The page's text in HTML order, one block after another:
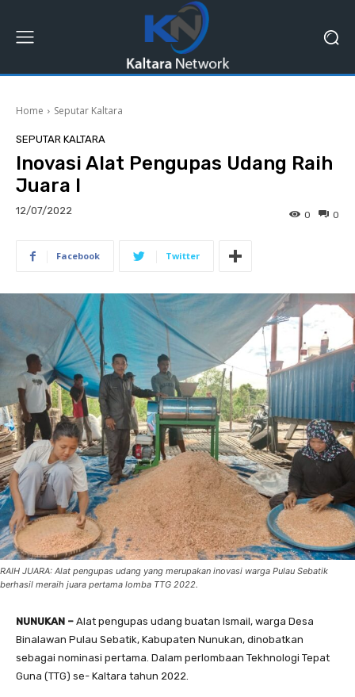
Home Seputar Kaltara
SEPUTAR KALTARA
Inovasi Alat Pengupas Udang Raih
Juara I
12/07/2022 0
0
Facebook Twitter
RAIH JUARA: Alat pengupas udang yang merupakan inovasi warga Pulau Sebatik
berhasil meraih juara pertama lomba TTG 2022.
NUNUKAN – Alat pengupas udang buatan Ismail, warga Desa
Binalawan Pulau Sebatik, Kabupaten Nunukan, dinobatkan
sebagai nominasi pertama. Dalam perlombaan Tekhnologi Tepat
Guna (TTG) se- Kaltara tahun 2022.